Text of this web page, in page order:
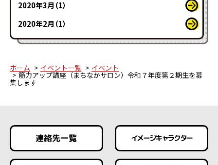
2020年3月（1）
2020年2月（1）
ホーム イベント一覧 イベント
筋力アップ講座（まちなかサロン）令和７年度第２期生を募
集します
連絡先一覧 イメージキャラクター